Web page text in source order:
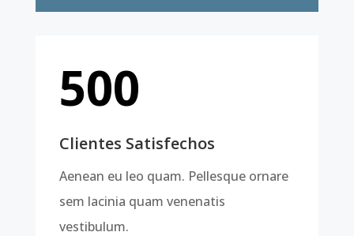
500
Clientes Satisfechos
Aenean eu leo quam. Pellesque ornare
sem lacinia quam venenatis
vestibulum.